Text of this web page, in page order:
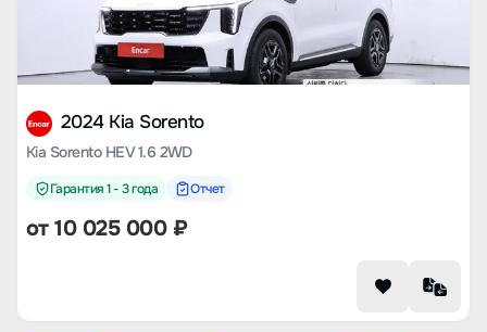
2024 Kia Sorento
Kia Sorento HEV 1.6 2WD
Гарантия 1 - 3 года Отчет
от10 025 000₽